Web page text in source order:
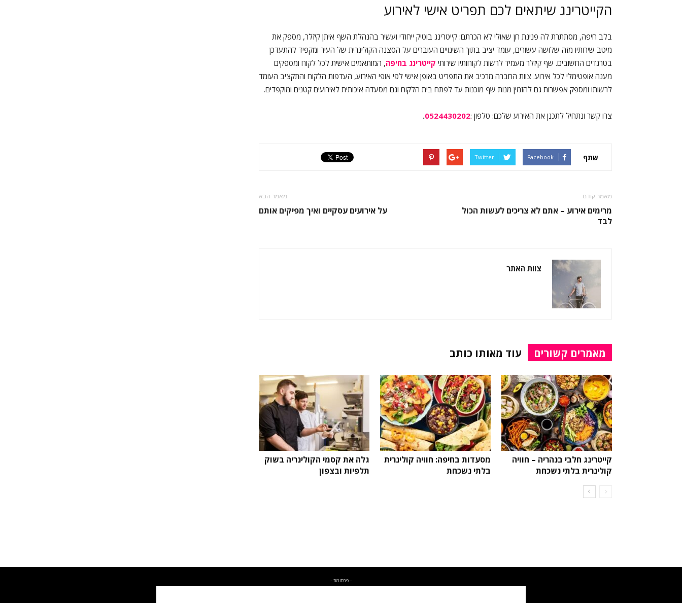
הקייטרינג שיתאים לכם תפריט אישי לאירוע
בלב חיפה, מסתתרת לה פנינת חן שאולי לא הכרתם: קייטרינג בוטיק ייחודי ועשיר בהנהלת השף איתן קיזלר, מספק את
מיטב שירותיו מזה שלושה עשורים, עומד יציב בתוך השינויים העוברים על הסצנה הקולינרית של העיר ומקפיד להתעדכן
בטרנדים החשובים. שף קיזלר מעמיד לרשות לקוחותיו שירותי קייטרינג בחיפה, המותאמים אישית לכל לקוח ומספקים
מענה אופטימלי לכל אירוע. צוות החברה מרכיב את התפריט באופן אישי לפי אופי האירוע, העדפות הלקוח והתקציב העומד
לרשותו ומספק אפשרות גם להזמין מנות שף מוכנות עד לפתח בית הלקוח וגם מסעדה איכותית לאירועים קטנים ומוקפדים.
צרו קשר ונתחיל לתכנן את האירוע שלכם: טלפון :0524430202
.
שתף Facebook
Twitter
מאמר קודם
מרימים אירוע – אתם לא צריכים לעשות הכול
לבד
מאמר הבא
על אירועים עסקיים ואיך מפיקים אותם
צוות האתר
מאמרים קשורים עוד מאותו כותב
קייטרינג חלבי בנהריה – חוויה
קולינרית בלתי נשכחת
מסעדות בחיפה: חוויה קולינרית
בלתי נשכחת
גלה את קסמי הקולינריה בשוק
תלפיות ובצפון
- פרסומת -